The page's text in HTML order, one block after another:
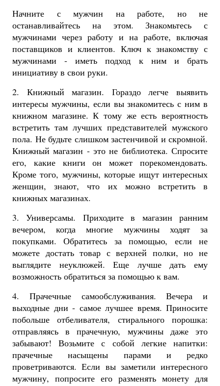
Начните с мужчин на работе, но не
останавливайтесь на этом. Знакомьтесь с
мужчинами через работу и на работе, включая
поставщиков и клиентов. Ключ к знакомству с
мужчинами - иметь подход к ним и брать
инициативу в свои руки.
2. Книжный магазин. Гораздо легче выявить
интересы мужчины, если вы знакомитесь с ним в
книжном магазине. К тому же есть вероятность
встретить там лучших представителей мужского
пола. Не будьте слишком застенчивой и скромной.
Книжный магазин - это не библиотека. Спросите
его, какие книги он может порекомендовать.
Кроме того, мужчины, которые ищут интересных
женщин, знают, что их можно встретить в
книжных магазинах.
3. Универсамы. Приходите в магазин ранним
вечером, когда многие мужчины ходят за
покупками. Обратитесь за помощью, если не
можете достать товар с верхней полки, но не
выглядите неуклюжей. Еще лучше дать ему
возможность обратиться за помощью к вам.
4. Прачечные самообслуживания. Вечера и
выходные дни - самое лучшее время. Приносите
побольше отбеливателя, стирального порошка:
отправляясь в прачечную, мужчины даже это
забывают! Возьмите с собой легкие напитки:
прачечные насыщены парами и редко
проветриваются. Если вы заметили интересного
мужчину, попросите его разменять монету для